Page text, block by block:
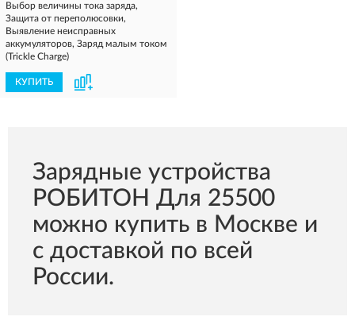
Выбор величины тока заряда,
Защита от переполюсовки,
Выявление неисправных
аккумуляторов, Заряд малым током
(Trickle Charge)
КУПИТЬ
Зарядные устройства
РОБИТОН Для 25500
можно купить в Москве и
с доставкой по всей
России.